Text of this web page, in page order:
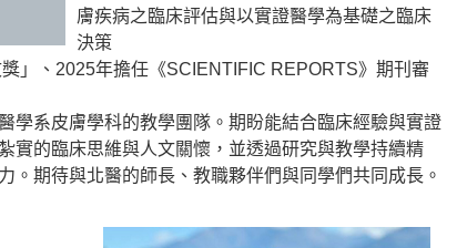
膚疾病之臨床評估與以實證醫學為基礎之臨床
決策
」、2025年擔任《SCIENTIFIC REPORTS》期刊審
學系皮膚學科的教學團隊。期盼能結合臨床經驗與實證
實的臨床思維與人文關懷，並透過研究與教學持續精
。期待與北醫的師長、教職夥伴們與同學們共同成長。